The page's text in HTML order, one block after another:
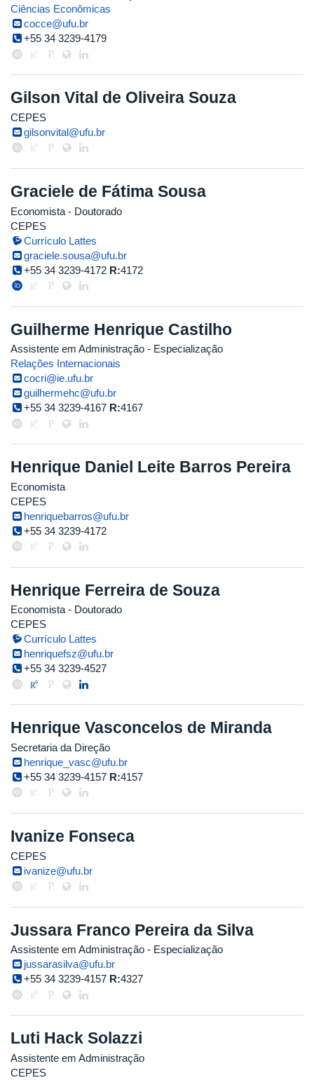
Ciências Econômicas
cocce@ufu.br
+55 34 3239-4179
Gilson Vital de Oliveira Souza
CEPES
gilsonvital@ufu.br
Graciele de Fátima Sousa
Economista - Doutorado
CEPES
Currículo Lattes
graciele.sousa@ufu.br
+55 34 3239-4172 R:4172
Guilherme Henrique Castilho
Assistente em Administração - Especialização
Relações Internacionais
cocri@ie.ufu.br
guilhermehc@ufu.br
+55 34 3239-4167 R:4167
Henrique Daniel Leite Barros Pereira
Economista
CEPES
henriquebarros@ufu.br
+55 34 3239-4172
Henrique Ferreira de Souza
Economista - Doutorado
CEPES
Currículo Lattes
henriquefsz@ufu.br
+55 34 3239-4527
Henrique Vasconcelos de Miranda
Secretaria da Direção
henrique_vasc@ufu.br
+55 34 3239-4157 R:4157
Ivanize Fonseca
CEPES
ivanize@ufu.br
Jussara Franco Pereira da Silva
Assistente em Administração - Especialização
jussarasilva@ufu.br
+55 34 3239-4157 R:4327
Luti Hack Solazzi
Assistente em Administração
CEPES